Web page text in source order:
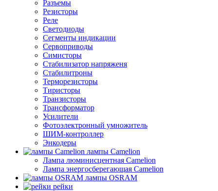
Разъемы
Резисторы
Реле
Светодиоды
Сегменты индикации
Сервоприводы
Симисторы
Стабилизатор напряженя
Стабилитроны
Терморезисторы
Тиристоры
Транзисторы
Трансформатор
Усилители
Фотоэлектронный умножитель
ШИМ-контроллер
Энкодеры
лампы Camelion
Лампа люминисцентная Сamelion
Лампа энергосберегающая Сamelion
лампы OSRAM
рейки